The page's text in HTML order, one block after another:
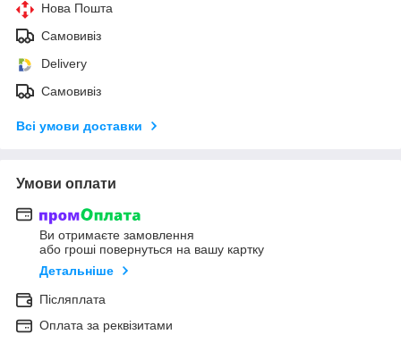
Нова Пошта
Самовивіз
Delivery
Самовивіз
Всі умови доставки
Умови оплати
Ви отримаєте замовлення
або гроші повернуться на вашу картку
Детальніше
Післяплата
Оплата за реквізитами